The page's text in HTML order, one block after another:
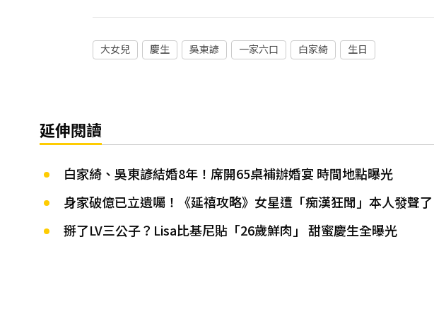
大女兒 慶生 吳東諺 一家六口 白家綺 生日
延伸閱讀
白家綺、吳東諺結婚8年！席開65桌補辦婚宴 時間地點曝光
身家破億已立遺囑！《延禧攻略》女星遭「痴漢狂聞」本人發聲了
掰了LV三公子？Lisa比基尼貼「26歲鮮肉」 甜蜜慶生全曝光